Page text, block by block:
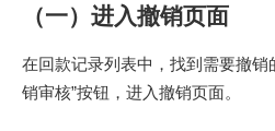
（一）进入撤销页面
在回款记录列表中，找到需要撤销
销审核”按钮，进入撤销页面。